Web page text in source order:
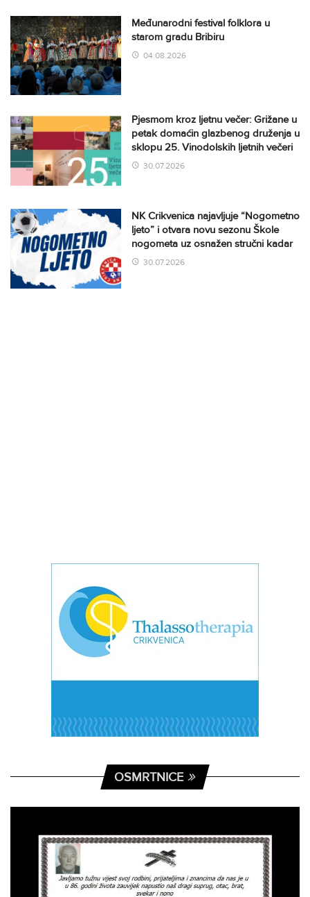
Međunarodni festival folklora u
starom gradu Bribiru
04.08.2026
Pjesmom kroz ljetnu večer: Grižane u
petak domaćin glazbenog druženja u
sklopu 25. Vinodolskih ljetnih večeri
30.07.2026
NK Crikvenica najavljuje “Nogometno
ljeto” i otvara novu sezonu Škole
nogometa uz osnažen stručni kadar
30.07.2026
OSMRTNICE